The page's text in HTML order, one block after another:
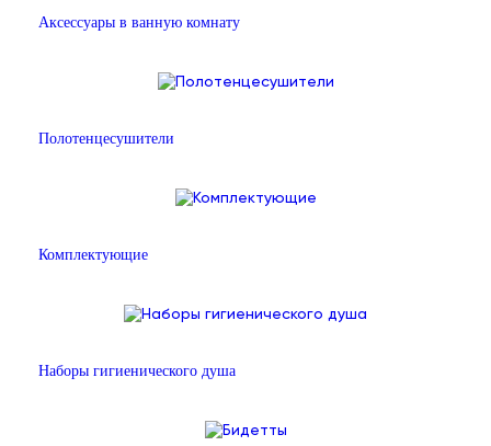
Аксессуары в ванную комнату
Полотенцесушители
Комплектующие
Наборы гигиенического душа